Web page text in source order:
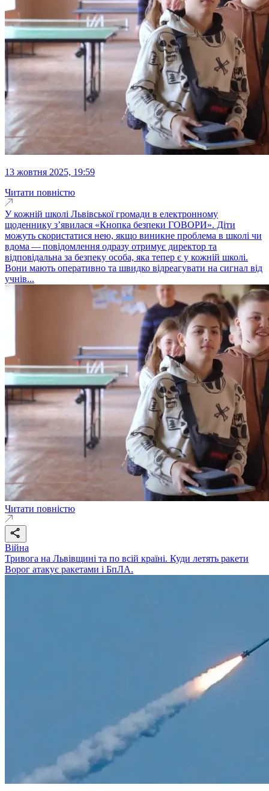
13 жовтня 2025, 19:59
Читати повністю
У кожній школі Львівської громади в електронному
щоденнику з’явилася «Кнопка безпеки ГОВОРИ». Діти
можуть скористатися нею, якщо виникне проблема в школі чи
вдома — повідомлення одразу отримує директор та
відповідальна за безпеку особа, яка тепер є у кожній школі.
Вони мають оперативно та швидко відреагувати на сигнал від
учнів...
Читати повністю
Війна
Тривога на Львівщині та по всій країні. Куди летять ракети
Ворог атакує ракетами і БпЛА.